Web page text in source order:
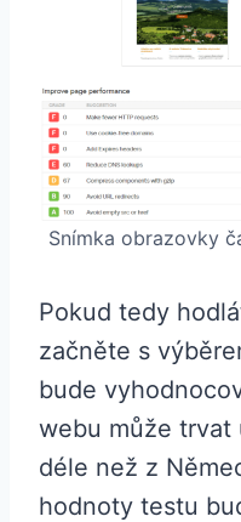
Snímka obrazovky
Pokud tedy
začněte s
bude
webu může trvat
déle než z
hodnoty testu